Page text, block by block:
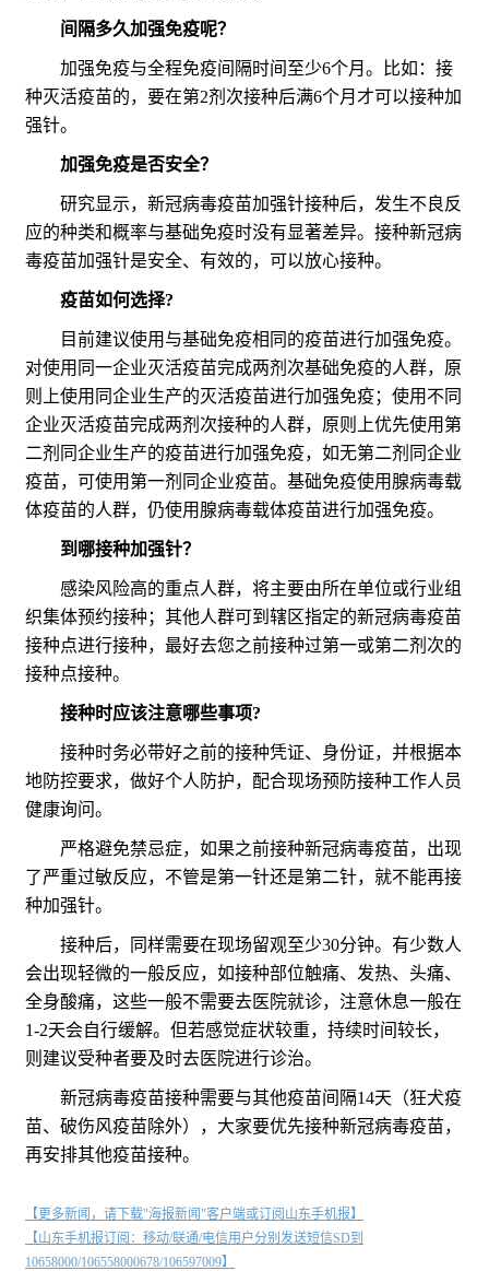
间隔多久加强免疫呢？
加强免疫与全程免疫间隔时间至少6个月。比如：接
种灭活疫苗的，要在第2剂次接种后满6个月才可以接种加
强针。
加强免疫是否安全？
研究显示，新冠病毒疫苗加强针接种后，发生不良反
应的种类和概率与基础免疫时没有显著差异。接种新冠病
毒疫苗加强针是安全、有效的，可以放心接种。
疫苗如何选择?
目前建议使用与基础免疫相同的疫苗进行加强免疫。
对使用同一企业灭活疫苗完成两剂次基础免疫的人群，原
则上使用同企业生产的灭活疫苗进行加强免疫；使用不同
企业灭活疫苗完成两剂次接种的人群，原则上优先使用第
二剂同企业生产的疫苗进行加强免疫，如无第二剂同企业
疫苗，可使用第一剂同企业疫苗。基础免疫使用腺病毒载
体疫苗的人群，仍使用腺病毒载体疫苗进行加强免疫。
到哪接种加强针？
感染风险高的重点人群，将主要由所在单位或行业组
织集体预约接种；其他人群可到辖区指定的新冠病毒疫苗
接种点进行接种，最好去您之前接种过第一或第二剂次的
接种点接种。
接种时应该注意哪些事项?
接种时务必带好之前的接种凭证、身份证，并根据本
地防控要求，做好个人防护，配合现场预防接种工作人员
健康询问。
严格避免禁忌症，如果之前接种新冠病毒疫苗，出现
了严重过敏反应，不管是第一针还是第二针，就不能再接
种加强针。
接种后，同样需要在现场留观至少30分钟。有少数人
会出现轻微的一般反应，如接种部位触痛、发热、头痛、
全身酸痛，这些一般不需要去医院就诊，注意休息一般在
1-2天会自行缓解。但若感觉症状较重，持续时间较长，
则建议受种者要及时去医院进行诊治。
新冠病毒疫苗接种需要与其他疫苗间隔14天（狂犬疫
苗、破伤风疫苗除外），大家要优先接种新冠病毒疫苗，
再安排其他疫苗接种。
【更多新闻，请下载"海报新闻"客户端或订阅山东手机报】
【山东手机报订阅：移动/联通/电信用户分别发送短信SD到
10658000/106558000678/106597009】